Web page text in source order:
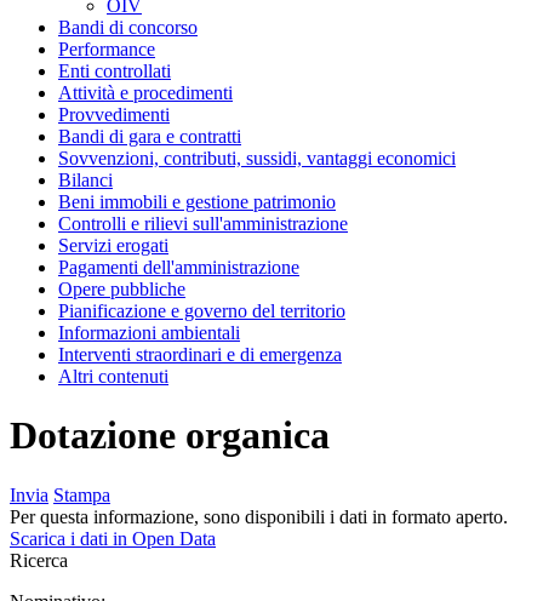
OIV
Bandi di concorso
Performance
Enti controllati
Attività e procedimenti
Provvedimenti
Bandi di gara e contratti
Sovvenzioni, contributi, sussidi, vantaggi economici
Bilanci
Beni immobili e gestione patrimonio
Controlli e rilievi sull'amministrazione
Servizi erogati
Pagamenti dell'amministrazione
Opere pubbliche
Pianificazione e governo del territorio
Informazioni ambientali
Interventi straordinari e di emergenza
Altri contenuti
Dotazione organica
Invia Stampa
Per questa informazione, sono disponibili i dati in formato aperto.
Scarica i dati in Open Data
Ricerca